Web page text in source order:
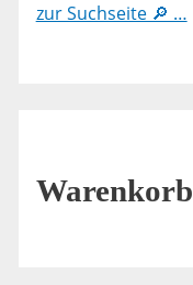
zur Suchseite 🔎 …
Warenkorb